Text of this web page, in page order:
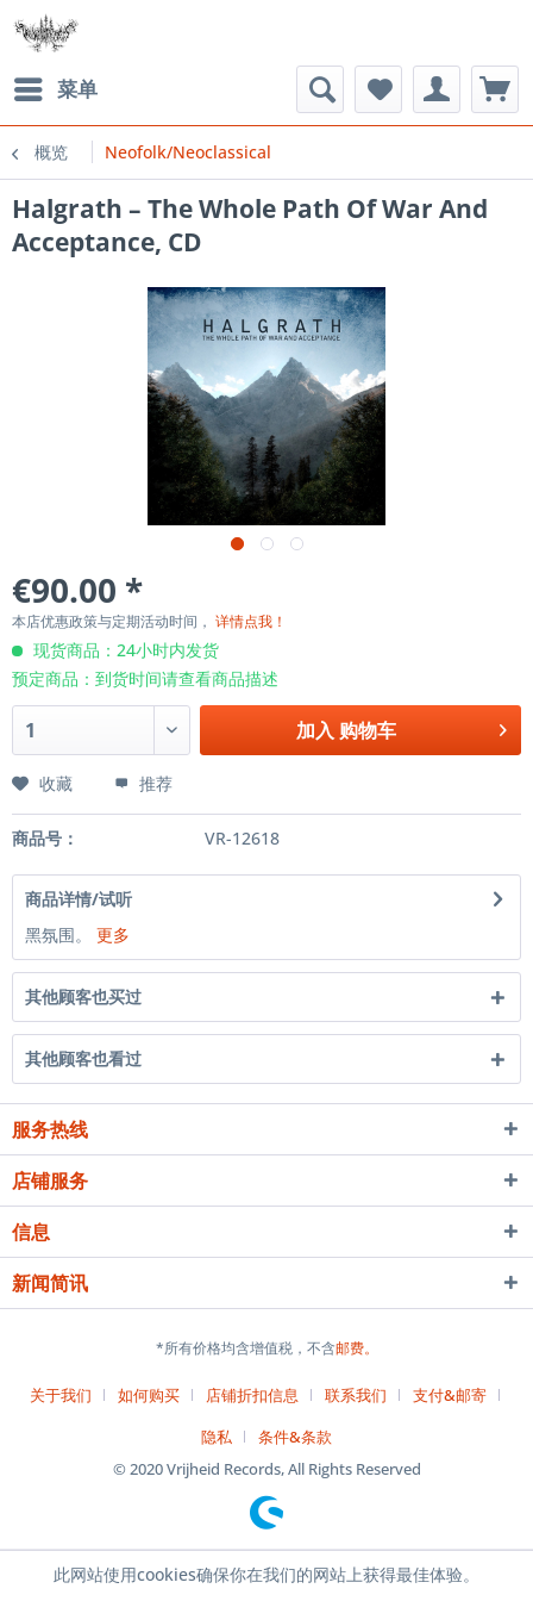
菜单
概览 Neofolk/Neoclassical
Halgrath ‎– The Whole Path Of War And
Acceptance, CD
€90.00 *
本店优惠政策与定期活动时间， 详情点我！
现货商品：24小时内发货
预定商品：到货时间请查看商品描述
加入 购物车
收藏 推荐
商品号： VR-12618
商品详情/试听
黑氛围。 更多
其他顾客也买过
其他顾客也看过
服务热线
店铺服务
信息
新闻简讯
*所有价格均含增值税，不含邮费。
关于我们 如何购买 店铺折扣信息 联系我们
支付&邮寄
隐私
条件&条款
© 2020 Vrijheid Records, All Rights Reserved
此网站使用cookies确保你在我们的网站上获得最佳体验。